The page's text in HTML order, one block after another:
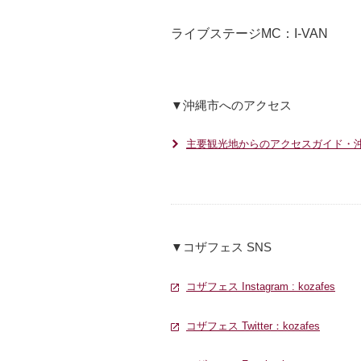
ライブステージMC：I-VAN
▼沖縄市へのアクセス
主要観光地からのアクセスガイド・
▼コザフェス SNS
コザフェス Instagram : kozafes
コザフェス Twitter：kozafes